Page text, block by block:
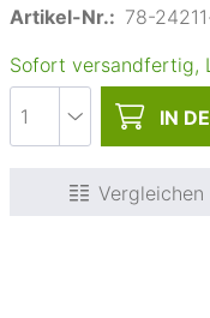
Artikel-Nr.: 78-
Sofort versandfertig,
IN
Vergleichen